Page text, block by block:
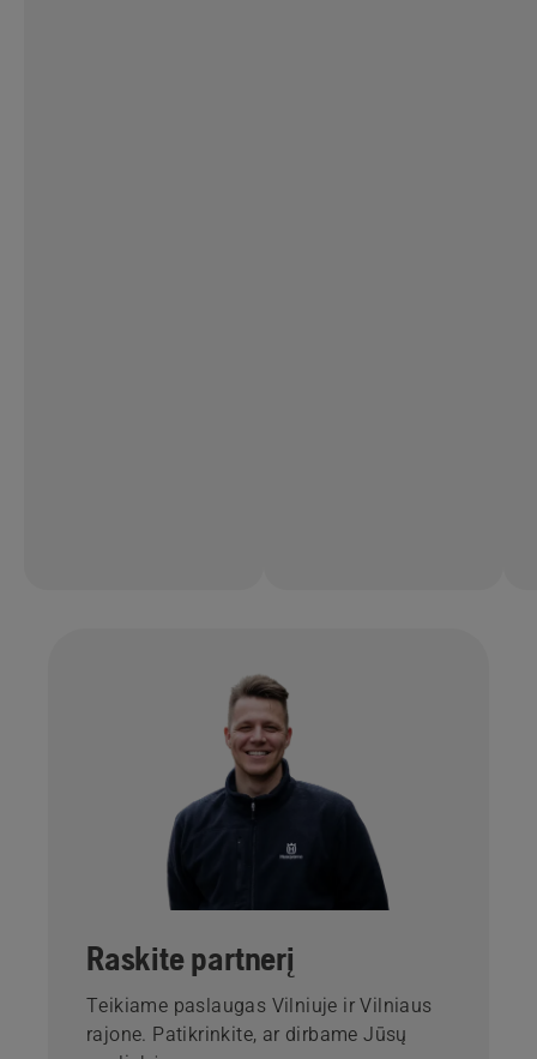
Raskite partnerį
Teikiame paslaugas Vilniuje ir Vilniaus
rajone. Patikrinkite, ar dirbame Jūsų